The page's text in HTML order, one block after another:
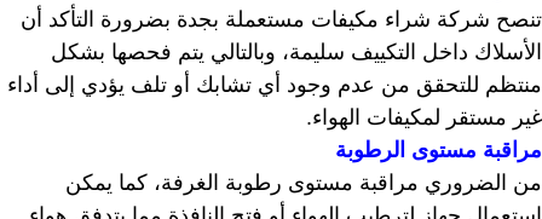
تنصح شركة شراء مكيفات مستعملة بجدة بضرورة التأكد أن
الأسلاك داخل التكييف سليمة، وبالتالي يتم فحصها بشكل
منتظم للتحقق من عدم وجود أي تشابك أو تلف يؤدي إلى أداء
غير مستقر لمكيفات الهواء.
مراقبة مستوى الرطوبة
من الضروري مراقبة مستوى رطوبة الغرفة، كما يمكن